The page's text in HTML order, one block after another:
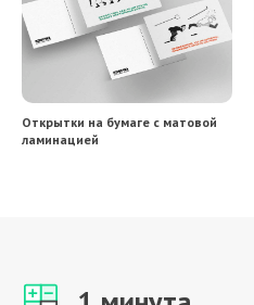
Открытки на бумаге с матовой
ламинацией